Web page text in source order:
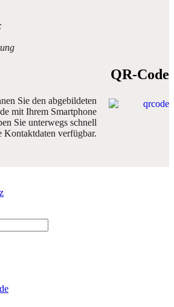
QR-Code
Sie den abgebildeten
mit Ihrem Smartphone
Sie unterwegs schnell
Kontaktdaten verfügbar.